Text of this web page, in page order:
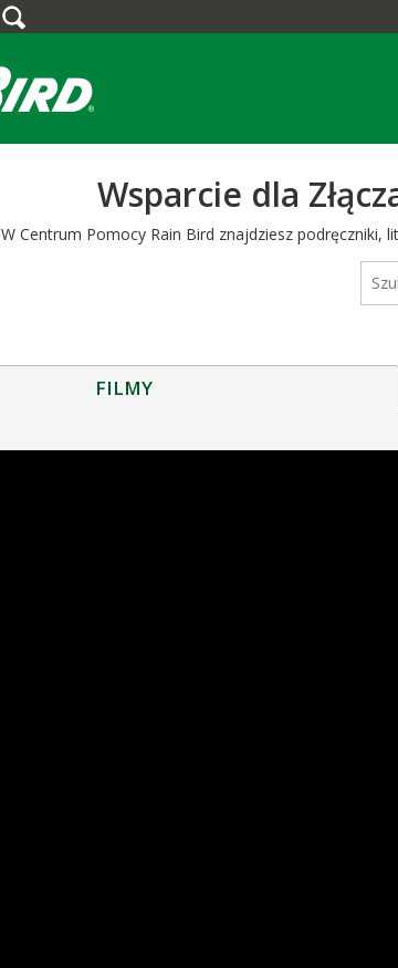
Wsparcie dla
W Centrum Pomocy Rain Bird znajdziesz podręczniki,
FILMY